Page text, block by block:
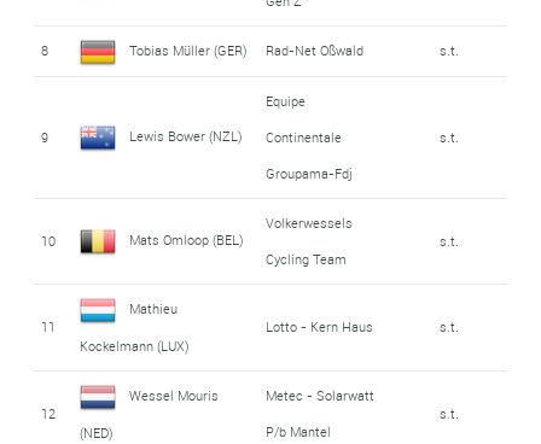
8 Tobias Müller (GER) Rad-Net Oßwald s.t.
9 Lewis Bower (NZL)
Equipe
Continentale
Groupama-Fdj
s.t.
10 Mats Omloop (BEL)
Volkerwessels
Cycling Team
s.t.
11
Mathieu
Kockelmann (LUX)
Lotto - Kern Haus s.t.
12
Wessel Mouris
(NED)
Metec - Solarwatt
P/b Mantel
s.t.